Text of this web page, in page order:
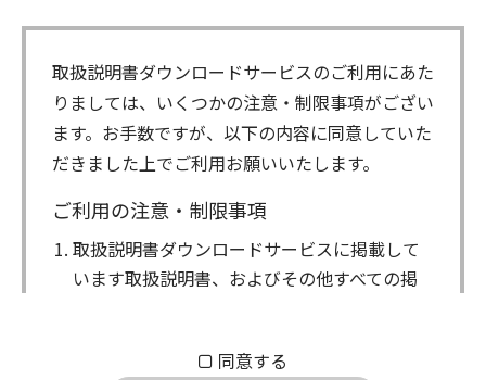
取扱説明書ダウンロードサービスのご利用にあた
りましては、いくつかの注意・制限事項がござい
ます。お手数ですが、以下の内容に同意していた
だきました上でご利用お願いいたします。
ご利用の注意・制限事項
取扱説明書ダウンロードサービスに掲載して
います取扱説明書、およびその他すべての掲
属します。ダウンロードした取扱説明書は、
同意する